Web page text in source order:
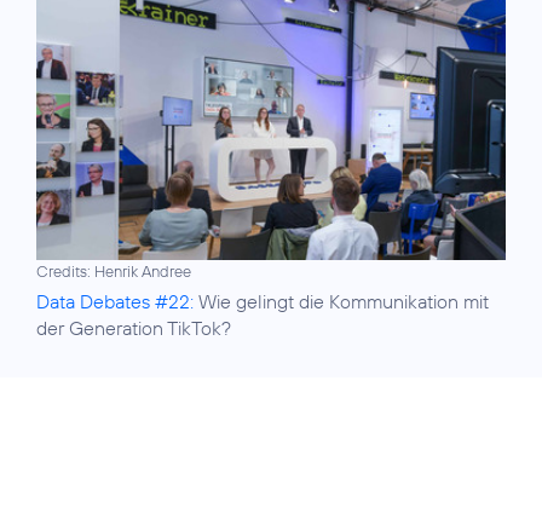
Credits: Henrik Andree
Data Debates #22: Wie gelingt die Kommunikation mit
der Generation TikTok?